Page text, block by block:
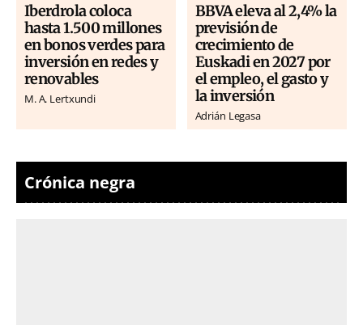
Iberdrola coloca
hasta 1.500 millones
en bonos verdes para
inversión en redes y
renovables
M. A. Lertxundi
BBVA eleva al 2,4% la
previsión de
crecimiento de
Euskadi en 2027 por
el empleo, el gasto y
la inversión
Adrián Legasa
Crónica negra